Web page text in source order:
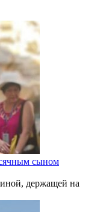
сыном
держащей на